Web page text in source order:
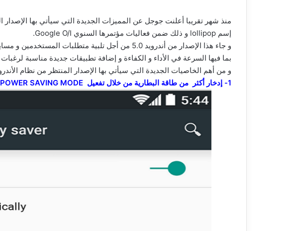
إسم lollipop و ذلك ضمن فعاليات مؤتمرها السنوي Google O/I.
و جاء هذا الإصدار من أندرويد 5.0 من أجل تلبية متطلبات
بما فيها السرعة في الأداء و الكفاءة و إضافة تطبيقات جديدة مناسبة
و من أهم الخاصيات الجديدة التي سيأتي بها الإصدار المنتظر من نظام
1- إدخار أكثر من طاقة البطارية من خلال تفعيل POWER SAVING MODE